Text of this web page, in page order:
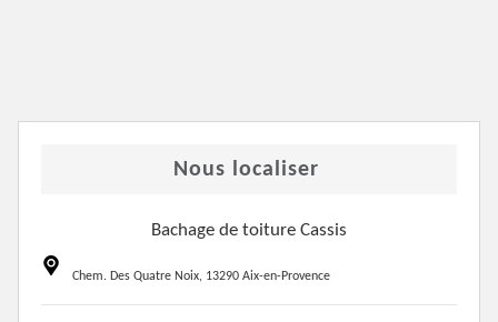
Nous localiser
Bachage de toiture Cassis
Chem. Des Quatre Noix, 13290 Aix-en-Provence